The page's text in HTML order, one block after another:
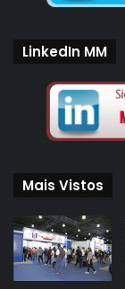
LinkedIn MM
Mais Vistos